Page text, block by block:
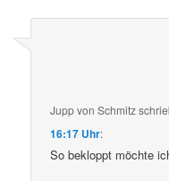
Jupp von Schmitz
16:17 Uhr:
So bekloppt möchte